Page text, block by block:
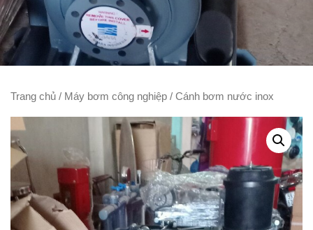
Trang chủ / Máy bơm công nghiệp / Cánh bơm nước inox